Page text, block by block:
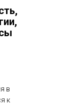
в
к